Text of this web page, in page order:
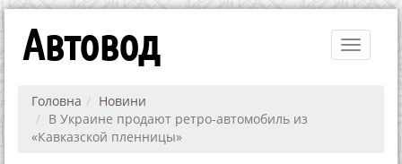
Toggle
Автовод
Головна
Новини
В Украине продают ретро-автомобиль из
«Кавказской пленницы»